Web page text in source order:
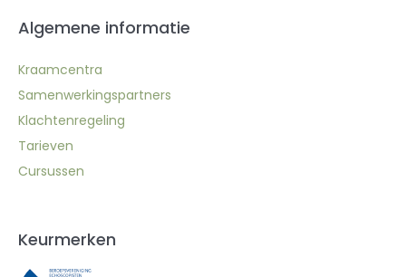
Algemene informatie
Kraamcentra
Samenwerkingspartners
Klachtenregeling
Tarieven
Cursussen
Keurmerken